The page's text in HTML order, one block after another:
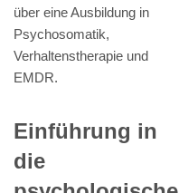
über eine Ausbildung in
Psychosomatik,
Verhaltenstherapie und
EMDR.
Einführung in
die